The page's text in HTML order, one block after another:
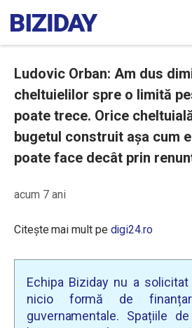
Ludovic Orban: Am dus
cheltuielilor spre o limită
poate trece. Orice
bugetul construit așa cum
poate face decât prin
acum 7 ani
Citește mai mult pe digi24.ro
Echipa Biziday nu a
nicio formă de
guvernamentale. Spațiile